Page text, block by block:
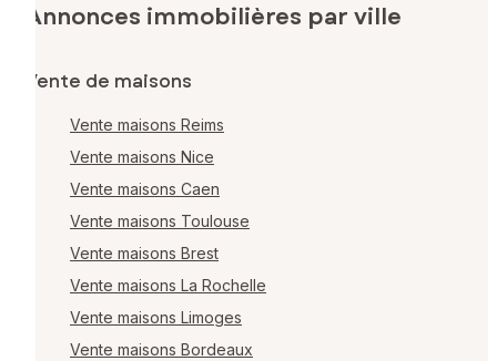
Annonces immobilières par ville
Vente de maisons
Vente maisons Reims
Vente maisons Nice
Vente maisons Caen
Vente maisons Toulouse
Vente maisons Brest
Vente maisons La Rochelle
Vente maisons Limoges
Vente maisons Bordeaux